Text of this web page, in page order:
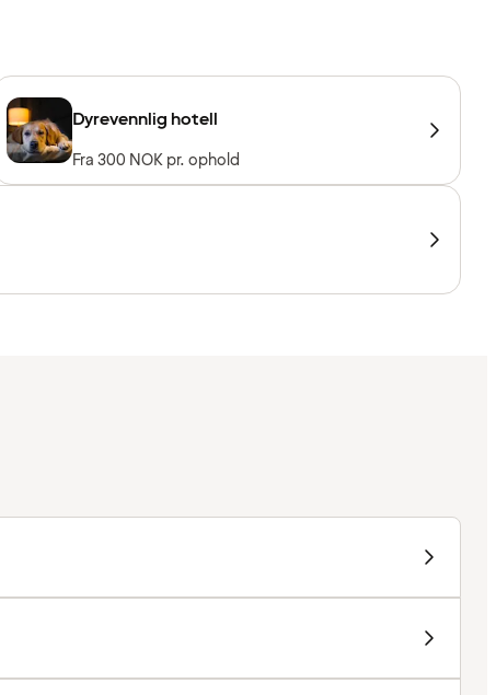
Dyrevennlig hotell
Fra 300 NOK pr. ophold